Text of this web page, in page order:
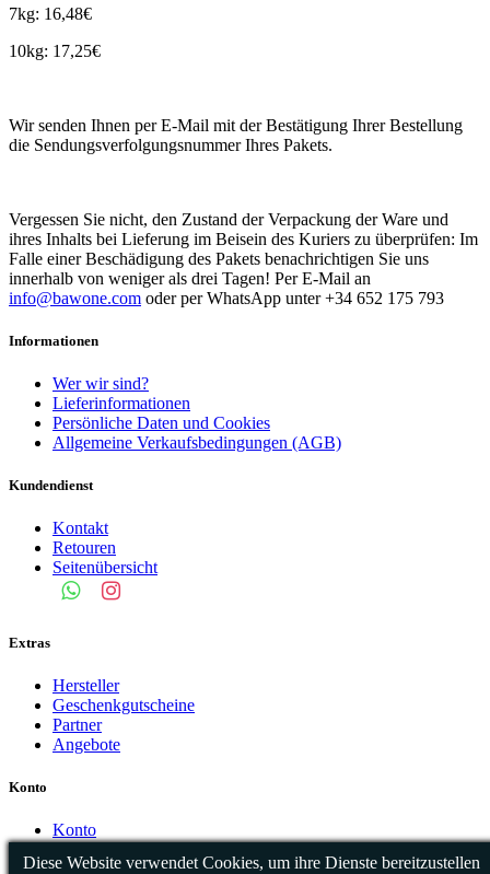
7kg: 16,48€
10kg: 17,25€
Wir senden Ihnen per E-Mail mit der Bestätigung Ihrer Bestellung
die Sendungsverfolgungsnummer Ihres Pakets.
Vergessen Sie nicht, den Zustand der Verpackung der Ware und
ihres Inhalts bei Lieferung im Beisein des Kuriers zu überprüfen: Im
Falle einer Beschädigung des Pakets benachrichtigen Sie uns
innerhalb von weniger als drei Tagen! Per E-Mail an
info@bawone.com oder per WhatsApp unter +34 652 175 793
Informationen
Wer wir sind?
Lieferinformationen
Persönliche Daten und Cookies
Allgemeine Verkaufsbedingungen (AGB)
Kundendienst
Kontakt
Retouren
Seitenübersicht
Extras
Hersteller
Geschenkgutscheine
Partner
Angebote
Konto
Konto
Wunschliste
Diese Website verwendet Cookies, um ihre Dienste bereitzustellen